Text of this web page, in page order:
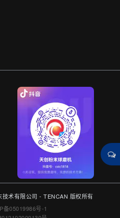
术有限公司 - TENCAN 版权所有
备05019986号-1